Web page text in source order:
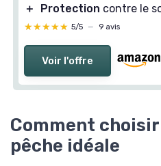
＋
Protection contre le
★★★★★
★★★★★ 5/5 — 9 avis
Voir l'offre
Comment
pêche idéale